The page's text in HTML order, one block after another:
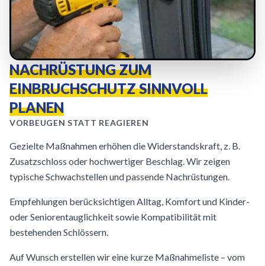
NACHRÜSTUNG ZUM
EINBRUCHSCHUTZ SINNVOLL
PLANEN
VORBEUGEN STATT REAGIEREN
Gezielte Maßnahmen erhöhen die Widerstandskraft, z. B.
Zusatzschloss oder hochwertiger Beschlag. Wir zeigen
typische Schwachstellen und passende Nachrüstungen.
Empfehlungen berücksichtigen Alltag, Komfort und Kinder-
oder Seniorentauglichkeit sowie Kompatibilität mit
bestehenden Schlössern.
Auf Wunsch erstellen wir eine kurze Maßnahmeliste – vom